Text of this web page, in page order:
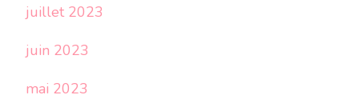
juillet 2023
juin 2023
mai 2023